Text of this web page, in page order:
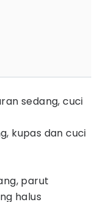
sedang, cuci
kupas dan cuci
parut
halus